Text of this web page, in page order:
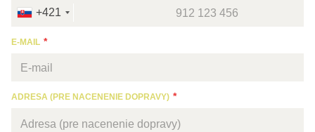
+421
E-MAIL
ADRESA (PRE NACENENIE DOPRAVY)